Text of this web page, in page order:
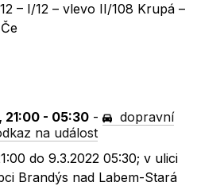
– I/12 – vlevo II/108 Krupá –
21:00 - 05:30 -
dopravní
na událost
do 9.3.2022 05:30; v ulici
Brandýs nad Labem-Stará